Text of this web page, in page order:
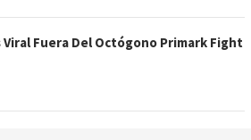
Viral Fuera Del Octógono Primark Fight